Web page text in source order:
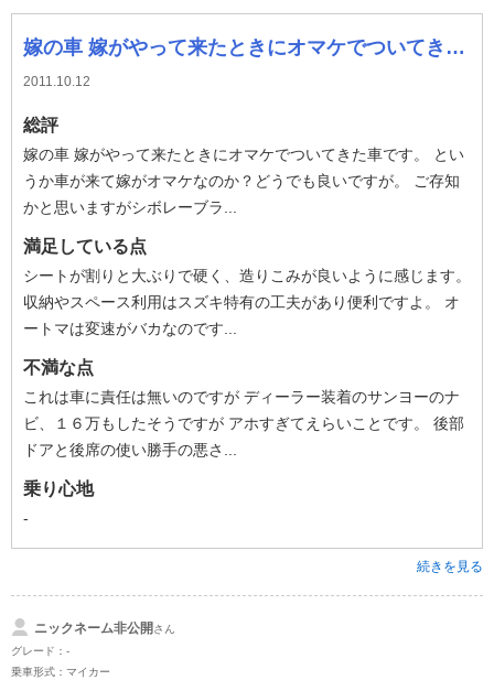
嫁の車 嫁がやって来たときにオマケでついてきた車です。 というか車が来て嫁がオマケなのか？どうでも良いですが。 ご存知かと思いますがシボレーブランドで
2011.10.12
総評
嫁の車 嫁がやって来たときにオマケでついてきた車です。 とい
うか車が来て嫁がオマケなのか？どうでも良いですが。 ご存知
かと思いますがシボレーブラ...
満足している点
シートが割りと大ぶりで硬く、造りこみが良いように感じます。
収納やスペース利用はスズキ特有の工夫があり便利ですよ。 オ
ートマは変速がバカなのです...
不満な点
これは車に責任は無いのですが ディーラー装着のサンヨーのナ
ビ、１６万もしたそうですが アホすぎてえらいことです。 後部
ドアと後席の使い勝手の悪さ...
乗り心地
-
続きを見る
ニックネーム非公開さん
グレード：-
乗車形式：マイカー